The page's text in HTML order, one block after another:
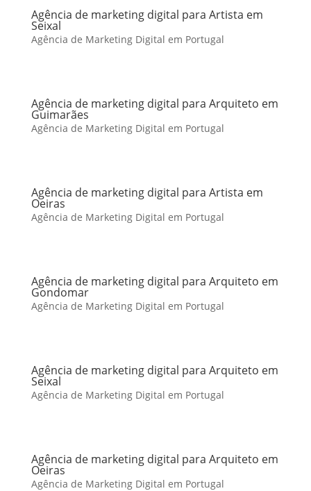
Agência de marketing digital para Artista em
Seixal
Agência de Marketing Digital em Portugal
Agência de marketing digital para Arquiteto em
Guimarães
Agência de Marketing Digital em Portugal
Agência de marketing digital para Artista em
Oeiras
Agência de Marketing Digital em Portugal
Agência de marketing digital para Arquiteto em
Gondomar
Agência de Marketing Digital em Portugal
Agência de marketing digital para Arquiteto em
Seixal
Agência de Marketing Digital em Portugal
Agência de marketing digital para Arquiteto em
Oeiras
Agência de Marketing Digital em Portugal